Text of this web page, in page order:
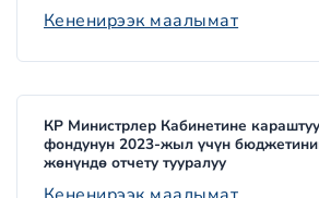
Кененирээк маалымат
КР Министрлер Кабинетине
фондунун 2023-жыл үчүн
жөнүндө отчету тууралуу